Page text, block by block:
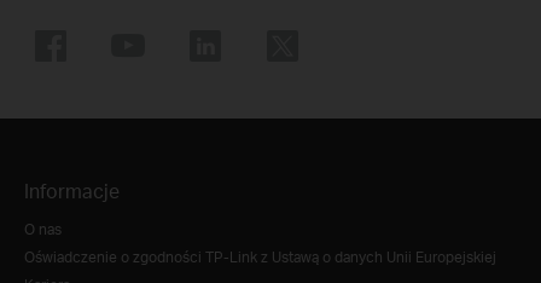
Informacje
O nas
Oświadczenie o zgodności TP-Link z Ustawą o danych Unii Europejskiej